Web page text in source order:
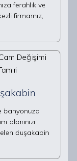
ferahlık ve
firmamız,
banyonuza
alanınızı
duşakabin